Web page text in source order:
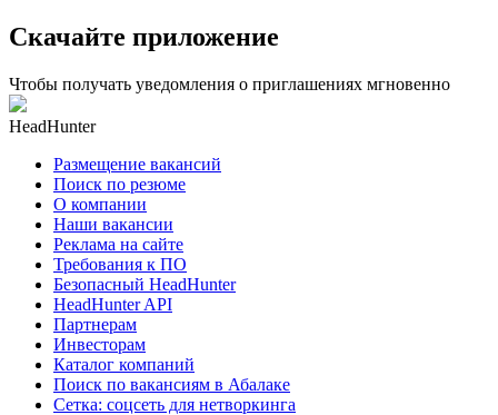
Скачайте приложение
Чтобы получать уведомления о приглашениях мгновенно
HeadHunter
Размещение вакансий
Поиск по резюме
О компании
Наши вакансии
Реклама на сайте
Требования к ПО
Безопасный HeadHunter
HeadHunter API
Партнерам
Инвесторам
Каталог компаний
Поиск по вакансиям в Абалаке
Сетка: соцсеть для нетворкинга